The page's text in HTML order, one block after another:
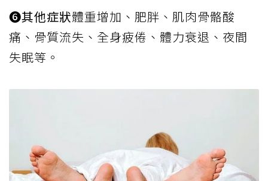
❻其他症狀體重增加、肥胖、肌肉骨骼酸
痛、骨質流失、全身疲倦、體力衰退、夜間
失眠等。